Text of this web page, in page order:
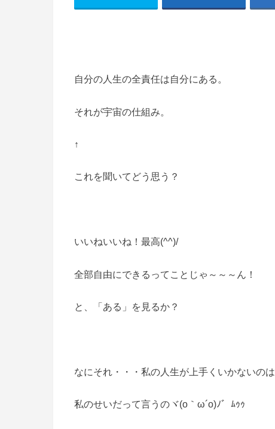
自分の人生の全責任は自分にある。
それが宇宙の仕組み。
↑
これを聞いてどう思う？
いいねいいね！最高(^^)/
全部自由にできるってことじゃ～～～ん！
と、「ある」を見るか？
なにそれ・・・私の人生が上手くいかないのは
私のせいだって言うのヾ(o｀ω´o)ﾉ゛ﾑｩｩ